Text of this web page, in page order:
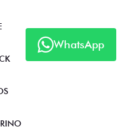
WhatsApp